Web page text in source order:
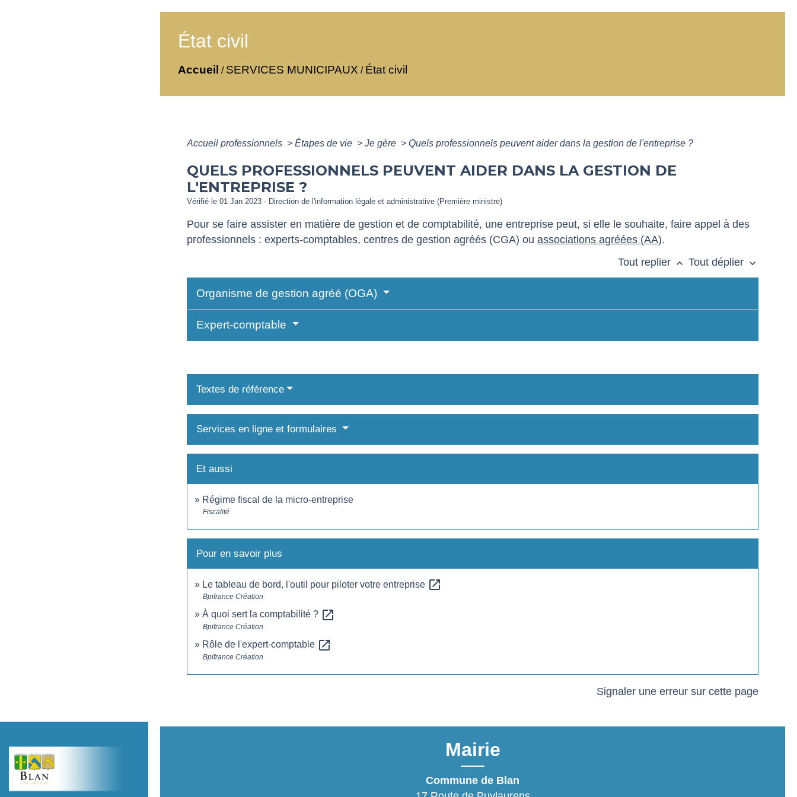
État civil
Accueil / SERVICES MUNICIPAUX / État civil
Accueil professionnels > Étapes de vie > Je gère > Quels professionnels peuvent aider dans la gestion de l'entreprise ?
QUELS PROFESSIONNELS PEUVENT AIDER DANS LA GESTION DE
L'ENTREPRISE ?
Vérifié le 01 Jan 2023 - Direction de l'information légale et administrative (Première ministre)
Pour se faire assister en matière de gestion et de comptabilité, une entreprise peut, si elle le souhaite, faire appel à des
professionnels : experts-comptables, centres de gestion agréés (CGA) ou associations agréées (AA).
Tout replier keyboard_arrow_up Tout déplier keyboard_arrow_down
Organisme de gestion agréé (OGA)
Expert-comptable
Textes de référence
Services en ligne et formulaires
Et aussi
Régime fiscal de la micro-entreprise
Fiscalité
Pour en savoir plus
Le tableau de bord, l'outil pour piloter votre entreprise open_in_new
Bpifrance Création
À quoi sert la comptabilité ? open_in_new
Bpifrance Création
Rôle de l'expert-comptable open_in_new
Bpifrance Création
Signaler une erreur sur cette page
Mairie
Commune de Blan